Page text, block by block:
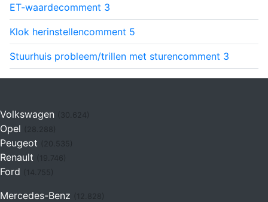
ET-waardecomment 3
Klok herinstellencomment 5
Stuurhuis probleem/trillen met sturencomment 3
Volkswagen (30.624)
Opel
Peugeot
Renault (19.746)
Ford (14.755)
Mercedes-Benz